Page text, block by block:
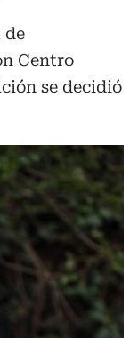
de
Centro
se decidió